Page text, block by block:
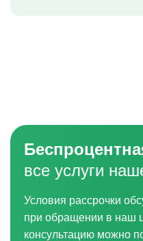
все услуги
Условия рассрочки
при обращении в наш
консультацию можно